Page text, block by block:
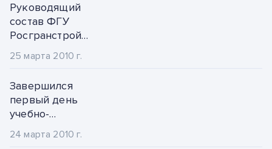
2018
2017
2016
2015
июнь
сентябрь
октябрь
Олимпиаде 2014
года.
Руководящий
состав ФГУ
Росгранстрой
обсудил вопросы
эксплуатации
пунктов пропуска.
25 марта 2010 г.
Завершился
первый день
учебно-
методических
сборов
24 марта 2010 г.